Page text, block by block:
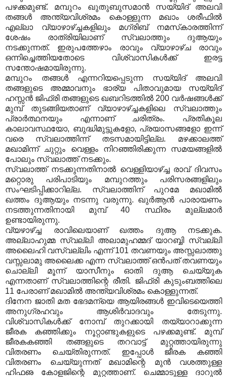
പഴക്കമുണ്ട്. മമ്പുറം ഖുതുബുസമാന്‍ സയ്യിദ് അലവി
തങ്ങള്‍ അന്ത്യവിശ്രമം കൊള്ളുന്ന മഖാം ശരീഫില്‍
എല്ലാ വ്യാഴാഴ്ച്ചകളിലും മഗ്‌രിബ് നമസ്‌കാരത്തിന്ന്
ശേഷം രാത്രിയിലാണ് സ്വലാത്തും ദുആയും
നടക്കുന്നത്. ഇരുപത്തേഴാം രാവും വ്യാഴാഴ്ച രാവും
ഒന്നിച്ചെത്തിയതോടെ വിശ്വാസികള്‍ക്ക് ഇരട്ട
സന്തോഷമായിരുന്നു.
മമ്പുറം തങ്ങള്‍ എന്നറിയപ്പെടുന്ന സയ്യിദ് അലവി
തങ്ങളുടെ അമ്മാവനും ഭാര്യ പിതാവുമായ സയ്യിദ്
ഹസ്സന്‍ ജിഫ്രി തങ്ങളുടെ ഖബറിടത്തില്‍ 200 വര്‍ഷങ്ങള്‍ക്ക്
മുമ്പ് തുടങ്ങിയതാണ് വ്യാഴാഴ്ച്ചകളിലെ സ്വലാത്തും
പ്രാര്‍ത്ഥനയും എന്നാണ് ചരിത്രം. പ്രതികൂല
കാലാവസ്ഥയോ, ബുദ്ധിമുട്ടുകളോ, പ്രയാസങ്ങളോ ഇന്ന്
വരെ സ്വലാത്തിന്ന് തടസമായിട്ടില്ല. മഴക്കാലത്ത്
മഖാമിന്ന് ചുറ്റും വെള്ളം നിറഞ്ഞിരിക്കുന്ന സമയങ്ങളില്‍
പോലും സ്വലാത്ത് നടക്കും.
സ്വലാത്ത് നടക്കുന്നതിനാല്‍ വെള്ളിയാഴ്ച്ച രാവ് ദിവസം
മറ്റൊരു പരിപാടിയും മമ്പുറത്തും പരിസരങ്ങളിലും
സംഘടിപ്പിക്കാറില്ല. സ്വലാത്തിന് പുറമേ മഖാമില്‍
ഖത്തം ദുആയും നടന്നു വരുന്നു. ഖുര്‍ആന്‍ പാരായണം
നടത്തുന്നതിനായി മുമ്പ് 40 സ്ഥിരം മുല്ലമാര്‍
ഉണ്ടായിരുന്നു.
വ്യഴാഴ്ച്ച രാവിലെയാണ് ഖത്തം ദുആ നടക്കുക.
അല്ലാഹുമ്മ സ്വല്ലി അലാമുഹമ്മദ് യാറബ്ബി സ്വല്ലി
അലൈഹി വസ്വല്ലിം എന്ന് 101 തവണയും അസ്സലാത്തു
വസ്സലാമു അലൈക്ക എന്ന സ്വലാത്ത് ഒന്‍പത് തവണയും
ചൊല്ലി മൂന്ന് യാസീനും ഓതി ദുആ ചെയ്യുക
എന്നതാണ് സ്വലാത്തിന്റെ രീതി. ജിഫ്രി കുടുംബത്തിലെ
11 പേരാണ് മഖാമില്‍ അന്ത്യവിശ്രമം കൊള്ളുന്നത്.
ദിനേന ജാതി മത ഭേദമന്യെ ആയിരങ്ങള്‍ ഇവിടെയെത്തി
അനുഗ്രഹവും ആശിര്‍വാദവും തേടുന്നു.
വിശ്വാസികള്‍ക്ക് നോമ്പ് തുറക്കായി തയ്യാറാക്കുന്ന
ജീരക കഞ്ഞിക്കും നൂറ്റാണ്ടുകളുടെ പഴക്കമുണ്ട്. മുമ്പ്
ജീരകകഞ്ഞി തങ്ങളുടെ തറവാട്ട് മുറ്റത്തായിരുന്നു
വിതരണം ചെയ്തിരുന്നത്. ഇപ്പോള്‍ ജീരക കഞ്ഞി
വിതരണം ചെയ്യുന്നത് മഖാമിന്റെ മുന്‍ വശത്തുള്ള
ഹിഫഌ കോളജിന്റെ മുറ്റത്താണ്. ചെമ്മാടുള്ള ദാറുല്‍